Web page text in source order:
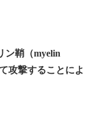
ン鞘（myelin
攻撃することによ